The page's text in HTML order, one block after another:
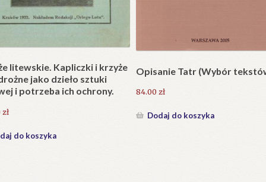
litewskie. Kapliczki i krzyże
jako dzieło sztuki
i potrzeba ich ochrony.
zł
do koszyka
Opisanie Tatr (Wybór
84.00zł
Dodaj do koszyka